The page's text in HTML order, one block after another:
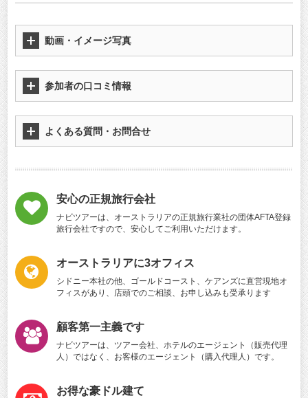
動画・イメージ写真
参加者の口コミ情報
よくある質問・お問合せ
安心の正規旅行会社
ナビツアーは、オーストラリアの正規旅行業社の団体AFTA登録
旅行会社ですので、安心してご利用いただけます。
オーストラリアに3オフィス
シドニー本社の他、ゴールドコースト、ケアンズに直営現地オ
フィスがあり、店頭でのご相談、お申し込みも受承ります
顧客第一主義です
ナビツアーは、ツアー会社、ホテルのエージェント（販売代理
人）ではなく、お客様のエージェント（購入代理人）です。
お得な豪ドル建て